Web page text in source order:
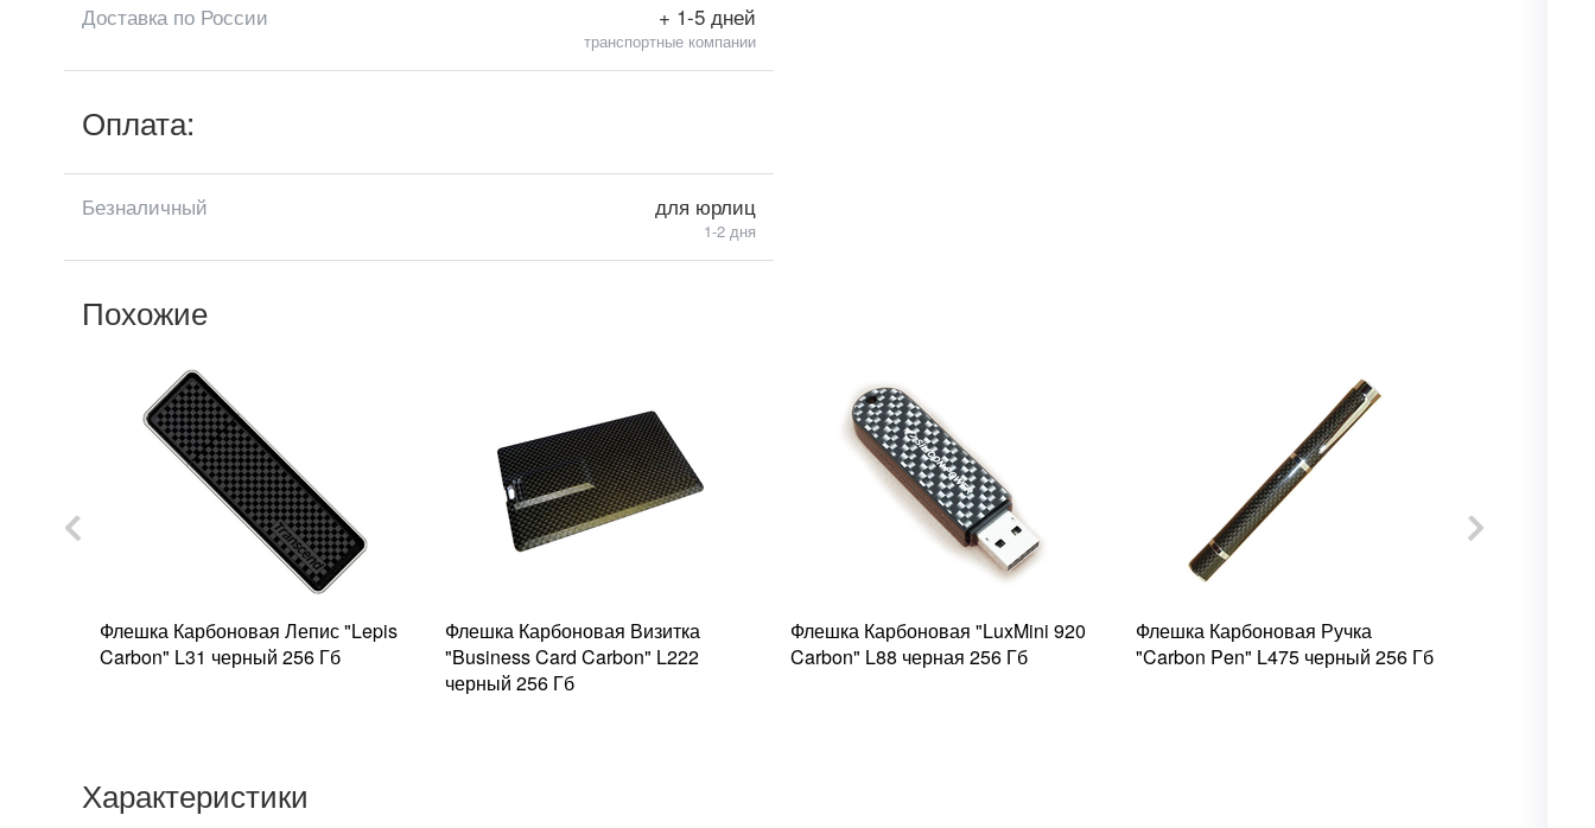
Доставка по России + 1-5 дней
транспортные компании
Оплата:
Безналичный для юрлиц
1-2 дня
Похожие
Флешка Карбоновая Лепис "Lepis
Carbon" L31 черный 256 Гб
Флешка Карбоновая Визитка
"Business Card Carbon" L222
черный 256 Гб
Флешка Карбоновая "LuxMini 920
Carbon" L88 черная 256 Гб
Флешка Карбоновая Ручка
"Carbon Pen" L475 черный 256 Гб
Характеристики